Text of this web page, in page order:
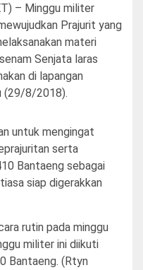
– Minggu militer
Prajurit yang
materi
Senjata laras
di lapangan
(29/8/2018).
untuk mengingat
serta
Bantaeng sebagai
siap digerakkan
rutin pada minggu
militer ini diikuti
Bantaeng. (Rtyn